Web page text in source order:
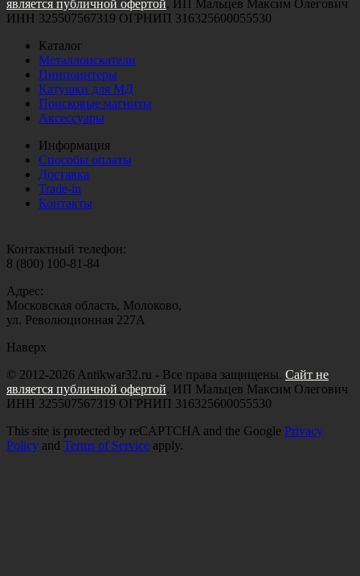
является публичной офертой. ИП Мальцев Максим Олегович
ИНН 325507567319 ОГРНИП 316325600055530
Каталог
Металлоискатели
Пинпоинтеры
Катушки для МД
Поисковые магниты
Аксессуары
Информация
Способы оплаты
Доставка
Trade-in
Контакты
Контактный телефон:
8 (800) 100-81-84
Адрес:
Московская область, Молоково,
ул. Революционная 227А
Наверх
© 2012-2026 Antikwar32.ru - Все права защищены. Сайт не
является публичной офертой. ИП Мальцев Максим Олегович
ИНН 325507567319 ОГРНИП 316325600055530
This site is protected by reCAPTCHA and the Google Privacy
Policy and Terms of Service apply.